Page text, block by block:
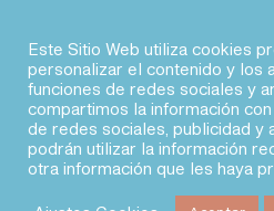
© 2026 ·
fab fa-
Este Sitio Web utiliza cookies
personalizar el contenido y los
funciones de redes sociales y
compartimos la información
de redes sociales, publicidad y
podrán utilizar la información
otra información que les haya